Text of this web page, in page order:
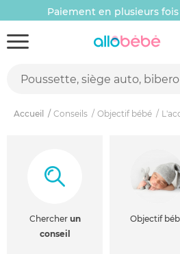
Paiement en plusieurs fois
Accueil Conseils Objectif bébé
Chercher un
conseil
Objectif